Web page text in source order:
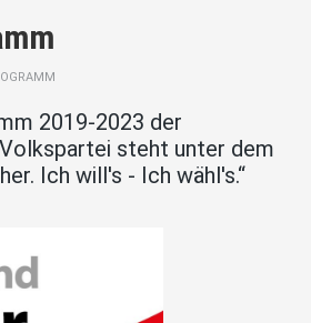
2019-2023 der
steht unter dem
Ich will's - Ich wähl's.“